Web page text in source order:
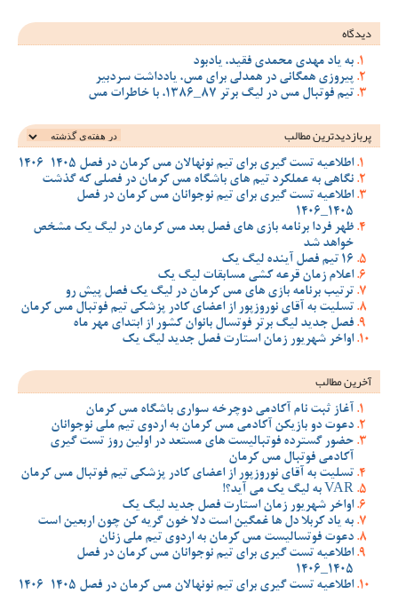
دیدگاه
به یاد مهدی محمدی فقید، یادبود
پیروزی همگانی در همدلی برای مس، یادداشت سردبیر
تیم فوتبال مس در لیگ برتر 87_1386، با خاطرات مس
پربازدیدترین‌ مطالب
اطلاعیه تست گیری برای تیم نونهالان مس کرمان در فصل 1405-1406
نگاهی به عملکرد تیم های باشگاه مس کرمان در فصلی که گذشت
اطلاعیه تست گیری برای تیم نوجوانان مس کرمان در فصل
1405_1406
ظهر فردا برنامه بازی های فصل بعد مس کرمان در لیگ یک مشخص
خواهد شد
16 تیم فصل آینده لیگ یک
اعلام زمان قرعه کشی مسابقات لیگ یک
ترتیب برنامه بازی های مس کرمان در لیگ یک فصل پیش رو
تسلیت به آقای نوروزپور از اعضای کادر پزشکی تیم فوتبال مس کرمان
فصل جدید لیگ برتر فوتسال بانوان کشور از ابتدای مهر ماه
اواخر شهریور زمان استارت فصل جدید لیگ یک
آخرین مطالب
آغاز ثبت نام آکادمی دوچرخه سواری باشگاه مس کرمان
دعوت دو بازیکن آکادمی مس کرمان به اردوی تیم ملی نوجوانان
حضور گسترده فوتبالیست های مستعد در اولین روز تست گیری
آکادمی فوتبال مس کرمان
تسلیت به آقای نوروزپور از اعضای کادر پزشکی تیم فوتبال مس کرمان
VAR به لیگ یک می آید؟!
اواخر شهریور زمان استارت فصل جدید لیگ یک
به یاد کربلا دل ها غمگین است دلا خون گریه کن چون اربعین است
دعوت فوتسالیست مس کرمان به اردوی تیم ملی زنان
اطلاعیه تست گیری برای تیم نوجوانان مس کرمان در فصل
1405_1406
اطلاعیه تست گیری برای تیم نونهالان مس کرمان در فصل 1405-1406